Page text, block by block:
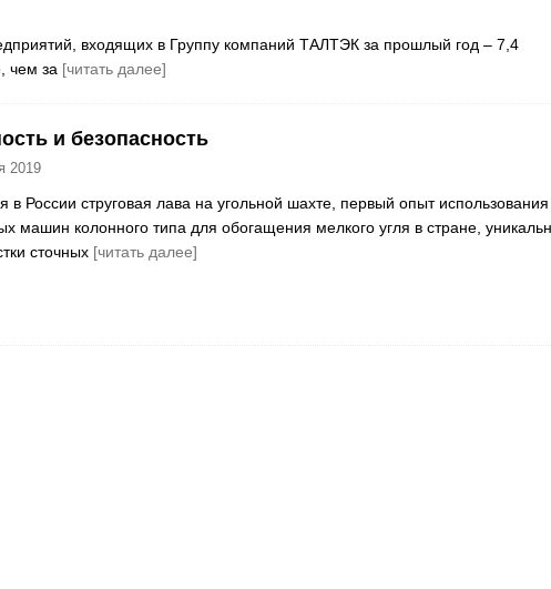
входящих в Группу компаний ТАЛТЭК за прошлый год – 7,4
чем за [читать далее]
и безопасность
2019
в России струговая лава на угольной шахте, первый опыт использования
машин колонного типа для обогащения мелкого угля в стране,
сточных [читать далее]